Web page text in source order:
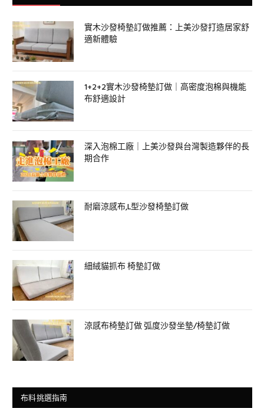
實木沙發椅墊訂做推薦：上美沙發打造居家舒
適新體驗
1+2+2實木沙發椅墊訂做｜高密度泡棉與機能
布舒適設計
深入泡棉工廠｜上美沙發與台灣製造夥伴的長
期合作
耐磨涼感布,L型沙發椅墊訂做
細絨貓抓布 椅墊訂做
涼感布椅墊訂做 弧度沙發坐墊/椅墊訂做
布料挑選指南